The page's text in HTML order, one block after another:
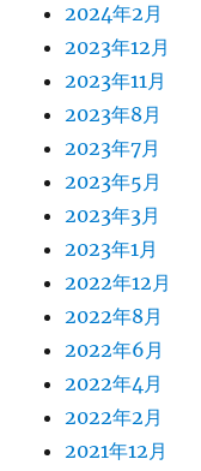
2024年2月
2023年12月
2023年11月
2023年8月
2023年7月
2023年5月
2023年3月
2023年1月
2022年12月
2022年8月
2022年6月
2022年4月
2022年2月
2021年12月